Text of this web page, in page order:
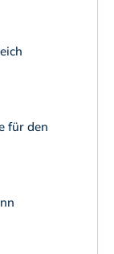
für den